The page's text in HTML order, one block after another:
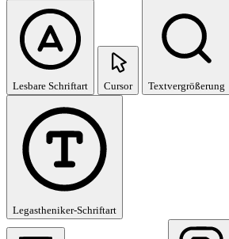
Lesbare Schriftart Cursor Textvergrößerung
Legastheniker-Schriftart